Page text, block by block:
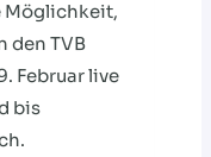
Möglichkeit,
den TVB
Februar live
bis